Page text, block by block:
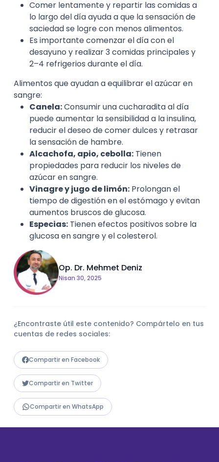
Comer lentamente y repartir las comidas a
lo largo del día ayuda a que la sensación de
saciedad se logre con menos alimentos.
Es importante comenzar el día con el
desayuno y realizar 3 comidas principales y
2–4 refrigerios durante el día.
Alimentos que ayudan a equilibrar el azúcar en
sangre:
Canela:Consumir una cucharadita al día
puede aumentar la sensibilidad a la insulina,
reducir el deseo de comer dulces y retrasar
la sensación de hambre.
Alcachofa, apio, cebolla: Tienen
propiedades para reducir los niveles de
azúcar en sangre.
Vinagre y jugo de limón: Prolongan el
tiempo de digestión en el estómago y evitan
aumentos bruscos de glucosa.
Especias: Tienen efectos positivos sobre la
glucosa en sangre y el colesterol.
Op. Dr. Mehmet Deniz
Nisan 30, 2025
¿Encontraste útil este contenido? Compártelo en tus
cuentas de redes sociales:
Compartir en Facebook
Compartir en Twitter
Compartir en WhatsApp